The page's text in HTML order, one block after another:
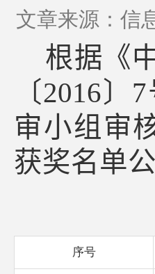
文章来源：信
根据《
〔2016〕 7
审小组审
获奖名单
序号